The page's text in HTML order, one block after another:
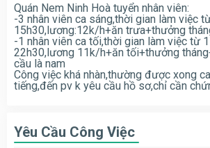
Quán Nem Ninh Hoà tuyển nhân viên:
-3 nhân viên ca sáng,thời gian làm việc
15h30,lương:12k/h+ăn trưa+thưởng
-1 nhân viên ca tối,thời gian làm việc từ
22h30,lương 11k/h+ăn tối+thưởng
cầu là nam
Công việc khá nhàn,thường được xong
tiếng,đến pv k yêu cầu hồ sơ,chỉ cần
Yêu Cầu Công Việc